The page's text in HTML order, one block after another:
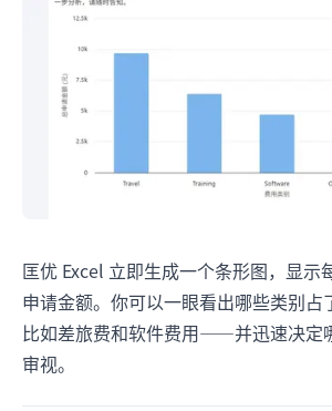
匡优 Excel 立即生成一个条形图，显示
申请金额。你可以一眼看出哪些类别
比如差旅费和软件费用——并迅速决定
审视。